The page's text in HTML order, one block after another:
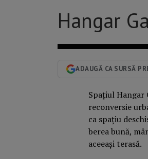
Hangar
ADAUGĂ CA SURSĂ
Spațiul
reconversie
ca spațiu
berea bună,
aceeași terasă.